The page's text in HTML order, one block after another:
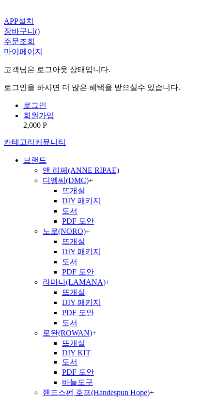
APP설치
장바구니()
주문조회
마이페이지
고객님은 로그아웃 상태입니다.
로그인을 하시면 더 많은 혜택을 받으실수 있습니다.
로그인
회원가입
2,000 P
카테고리 커뮤니티
브랜드
앤 리페(ANNE RIPAE)
디엠씨(DMC)+
뜨개실
DIY 패키지
도서
PDF 도안
노로(NORO)+
뜨개실
DIY 패키지
도서
PDF 도안
라마나(LAMANA)+
뜨개실
DIY 패키지
PDF 도안
도서
로완(ROWAN)+
뜨개실
DIY KIT
도서
PDF 도안
바늘도구
핸드스펀 호프(Handespun Hope)+